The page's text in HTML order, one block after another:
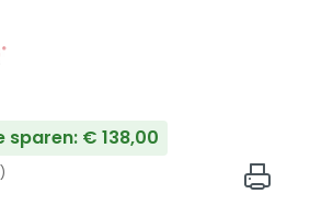
sparen: € 138,00